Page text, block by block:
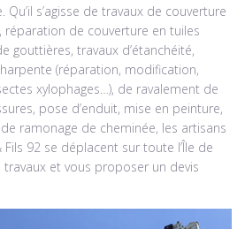
s’agisse de travaux de couverture
de couverture en tuiles
gouttières, travaux d’étanchéité,
(réparation, modification,
xylophages…), de ravalement de
pose d’enduit, mise en peinture,
ramonage de cheminée, les artisans
92 se déplacent sur toute l’Île de
travaux et vous proposer un devis